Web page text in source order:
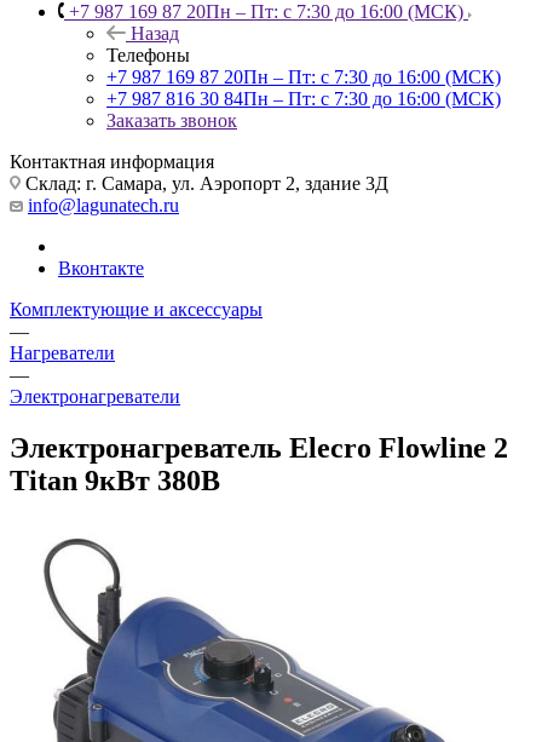
+7 987 169 87 20Пн – Пт: с 7:30 до 16:00 (МСК)
Назад
Телефоны
+7 987 169 87 20Пн – Пт: с 7:30 до 16:00 (МСК)
+7 987 816 30 84Пн – Пт: с 7:30 до 16:00 (МСК)
Заказать звонок
Контактная информация
Склад: г. Самара, ул. Аэропорт 2, здание 3Д
info@lagunatech.ru
Вконтакте
Комплектующие и аксессуары
—
Нагреватели
—
Электронагреватели
Электронагреватель Elecro Flowline 2
Titan 9кВт 380В